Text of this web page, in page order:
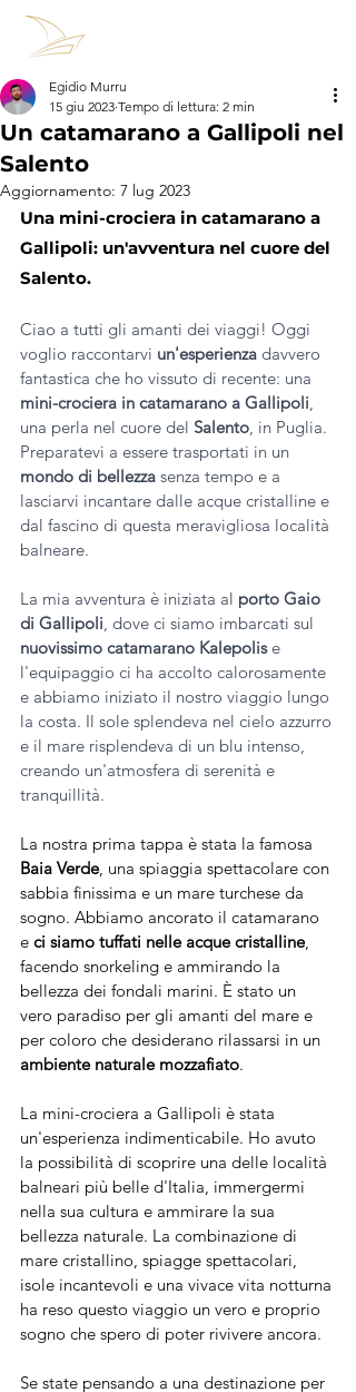
Un catamarano a Gallipoli nel
Salento
Egidio Murru
15 giu 2023 Tempo di lettura: 2 min
Aggiornamento: 7 lug 2023
Una mini-crociera in catamarano a
Gallipoli: un'avventura nel cuore del
Salento.
Ciao a tutti gli amanti dei viaggi! Oggi
voglio raccontarvi un'esperienza davvero
fantastica che ho vissuto di recente: una
mini-crociera in catamarano a Gallipoli,
una perla nel cuore del Salento, in Puglia.
Preparatevi a essere trasportati in un
mondo di bellezza senza tempo e a
lasciarvi incantare dalle acque cristalline e
dal fascino di questa meravigliosa località
balneare.
La mia avventura è iniziata al porto Gaio
di Gallipoli, dove ci siamo imbarcati sul
nuovissimo catamarano Kalepolis e
l'equipaggio ci ha accolto calorosamente
e abbiamo iniziato il nostro viaggio lungo
la costa. Il sole splendeva nel cielo azzurro
e il mare risplendeva di un blu intenso,
creando un'atmosfera di serenità e
tranquillità.
La nostra prima tappa è stata la famosa
Baia Verde, una spiaggia spettacolare con
sabbia finissima e un mare turchese da
sogno. Abbiamo ancorato il catamarano
e ci siamo tuffati nelle acque cristalline,
facendo snorkeling e ammirando la
bellezza dei fondali marini. È stato un
vero paradiso per gli amanti del mare e
per coloro che desiderano rilassarsi in un
ambiente naturale mozzafiato.
La mini-crociera a Gallipoli è stata
un'esperienza indimenticabile. Ho avuto
la possibilità di scoprire una delle località
balneari più belle d'Italia, immergermi
nella sua cultura e ammirare la sua
bellezza naturale. La combinazione di
mare cristallino, spiagge spettacolari,
isole incantevoli e una vivace vita notturna
ha reso questo viaggio un vero e proprio
sogno che spero di poter rivivere ancora.
Se state pensando a una destinazione per